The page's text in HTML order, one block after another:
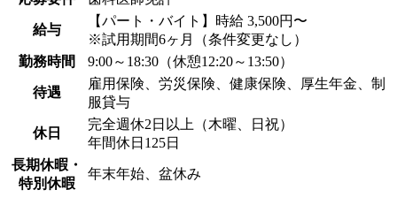
給与
【パート・バイト】時給 3,500円〜
※試用期間6ヶ月（条件変更なし）
勤務時間
9:00～18:30（休憩12:20～13:50）
待遇
雇用保険、労災保険、健康保険、厚生年金、制
服貸与
休日
完全週休2日以上（木曜、日祝）
年間休日125日
長期休暇・
特別休暇
年末年始、盆休み